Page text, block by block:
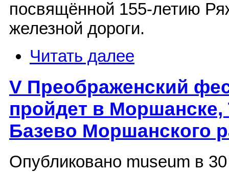
посвящённой 155-летию
железной дороги.
Читать далее
V Преображенский
пройдет в Моршанске,
Базево Моршанского
Опубликовано museum в